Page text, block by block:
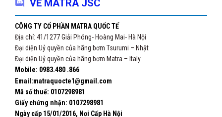
VỀ MATRA JSC
CÔNG TY CỔ PHẦN MATRA QUỐC TẾ
Địa chỉ: 41/1277 Giải Phóng- Hoàng Mai- Hà Nội
Đại diện Uỷ quyền của hãng bơm Tsurumi – Nhật
Đại diện Uỷ quyền của hãng bơm Matra – Italy
Mobile: 0983.480 .866
Email:matraquocte1@gmail.com
Mã số thuế: 0107298981
Giấy chứng nhận: 0107298981
Ngày cấp 15/01/2016, Nơi Cấp Hà Nội